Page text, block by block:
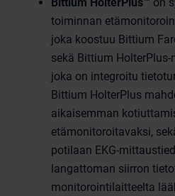
toiminnan
joka koostuu Bittium
sekä Bittium
joka on integroitu
Bittium HolterPlus
aikaisemman
etämonitoroitavaksi,
potilaan EKG-
langattoman siirron
monitorointilaitteelta